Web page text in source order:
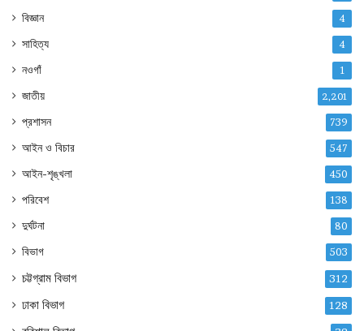
বিজ্ঞান 4
সাহিত্য 4
নওগাঁ 1
জাতীয় 2,201
প্রশাসন 739
আইন ও বিচার 547
আইন-শৃঙ্খলা 450
পরিবেশ 138
দুর্ঘটনা 80
বিভাগ 503
চট্টগ্রাম বিভাগ 312
ঢাকা বিভাগ 128